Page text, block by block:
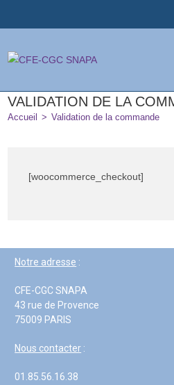
VALIDATION DE LA
Accueil > Validation de la commande
[woocommerce_checkout]
Notre adresse :
CFE-CGC SNAPA
43 rue de Provence
75009 PARIS
Nous contacter :
01.85.56.16.38